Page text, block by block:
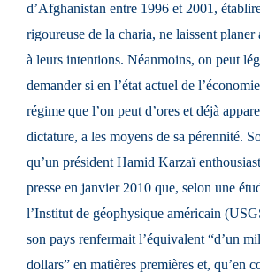
d’Afghanistan entre 1996 et 2001,
rigoureuse de la charia, ne laissent
à leurs intentions. Néanmoins, on peut
demander si en l’état actuel de
régime que l’on peut d’ores et déjà
dictature, a les moyens de sa pérennité.
qu’un président Hamid Karzaï
presse en janvier 2010 que, selon une
l’Institut de géophysique américain
son pays renfermait l’équivalent “d’un
dollars” en matières premières et, qu’en